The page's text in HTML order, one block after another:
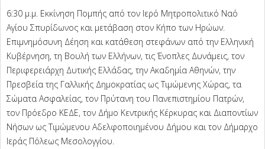
6:30 μ.μ. Εκκίνηση Πομπής από τον Ιερό Μητροπολιτικό Ναό
Αγίου Σπυρίδωνος και μετάβαση στον Κήπο των Ηρώων.
Επιμνημόσυνη Δέηση και κατάθεση στεφάνων από την Ελληνική
Κυβέρνηση, τη Βουλή των Ελλήνων, τις Ένοπλες Δυνάμεις, τον
Περιφερειάρχη Δυτικής Ελλάδας, την Ακαδημία Αθηνών, την
Πρεσβεία της Γαλλικής Δημοκρατίας ως Τιμώμενης Χώρας, τα
Σώματα Ασφαλείας, τον Πρύτανη του Πανεπιστημίου Πατρών,
τον Πρόεδρο ΚΕΔΕ, τον Δήμο Κεντρικής Κέρκυρας και Διαποντίων
Νήσων ως Τιμώμενου Αδελφοποιημένου Δήμου και τον Δήμαρχο
Ιεράς Πόλεως Μεσολογγίου.